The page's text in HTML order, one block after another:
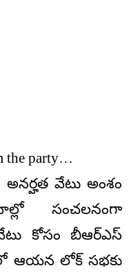
the party…
వేటు అంశం
సంచలనంగా
కోసం బీఆర్ఎస్
ఆయన లోక్ సభకు